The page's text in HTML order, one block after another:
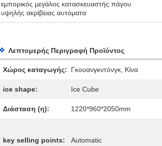
εμπορικός μεγάλος κατασκευαστής πάγου
υψηλής ακρίβειας αυτόματα
Λεπτομερής Περιγραφή Προϊόντος
Χώρος καταγωγής: Γκουανγκντόνγκ, Κίνα
ice shape: Ice Cube
Διάσταση (η): 1220*960*2050mm
key selling points: Automatic